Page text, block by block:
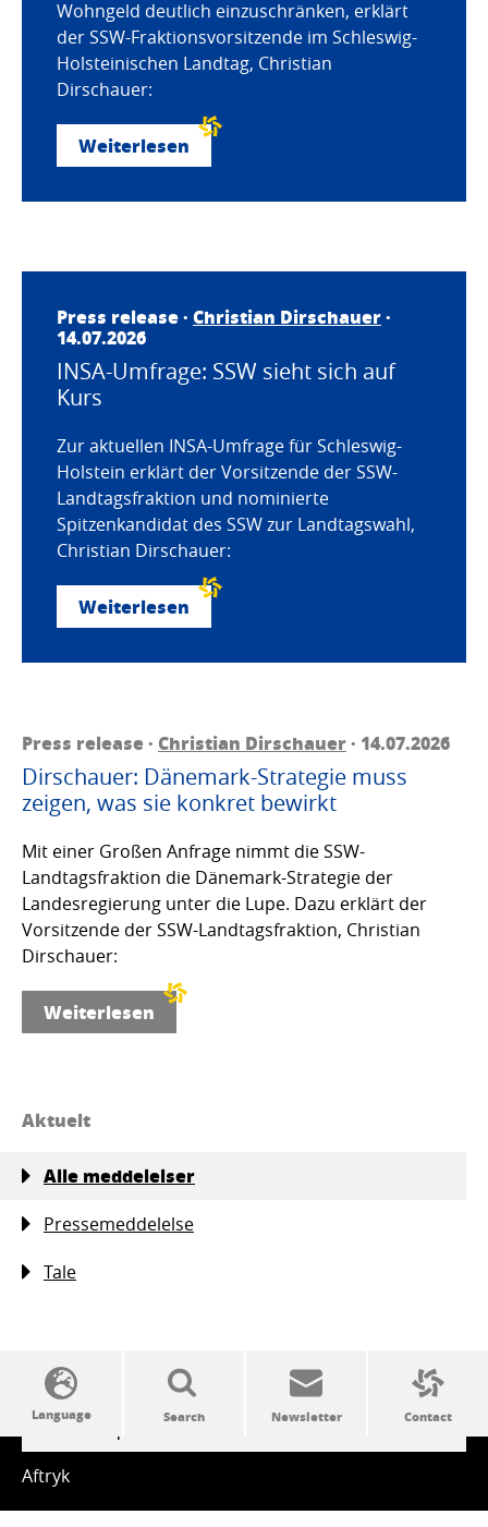
Wohngeld deutlich einzuschränken, erklärt
der SSW-Fraktionsvorsitzende im Schleswig-
Holsteinischen Landtag, Christian
Dirschauer:
Weiterlesen
Press release · Christian Dirschauer·
14.07.2026
INSA-Umfrage: SSW sieht sich auf
Kurs
Zur aktuellen INSA-Umfrage für Schleswig-
Holstein erklärt der Vorsitzende der SSW-
Landtagsfraktion und nominierte
Spitzenkandidat des SSW zur Landtagswahl,
Christian Dirschauer:
Weiterlesen
Press release · Christian Dirschauer· 14.07.2026
Dirschauer: Dänemark-Strategie muss
zeigen, was sie konkret bewirkt
Mit einer Großen Anfrage nimmt die SSW-
Landtagsfraktion die Dänemark-Strategie der
Landesregierung unter die Lupe. Dazu erklärt der
Vorsitzende der SSW-Landtagsfraktion, Christian
Dirschauer:
Weiterlesen
Aktuelt
Alle meddelelser
Pressemeddelelse
Tale
SSW politics from A to Z
Aftryk